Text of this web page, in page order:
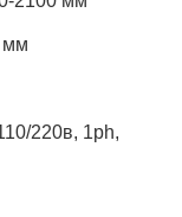
мм
220в, 1ph,